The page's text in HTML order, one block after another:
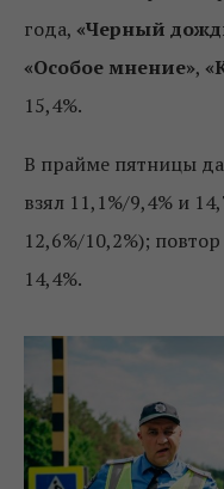
года, «Черный
«Особое мнение»,
15,4%.
В прайме пятницы
взял 11,1%/9,4% и
12,6%/10,2%); повтор
14,4%.